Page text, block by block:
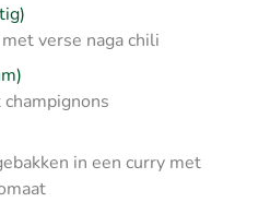
verse naga chili
in een curry met